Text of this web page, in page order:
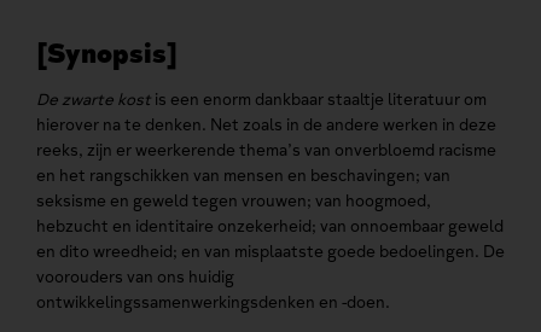
[Synopsis]
De zwarte kost is een enorm dankbaar staaltje literatuur om
hierover na te denken. Net zoals in de andere werken in deze
reeks, zijn er weerkerende thema’s van onverbloemd racisme
en het rangschikken van mensen en beschavingen; van
seksisme en geweld tegen vrouwen; van hoogmoed,
hebzucht en identitaire onzekerheid; van onnoembaar geweld
en dito wreedheid; en van misplaatste goede bedoelingen. De
voorouders van ons huidig
ontwikkelingssamenwerkingsdenken en -doen.